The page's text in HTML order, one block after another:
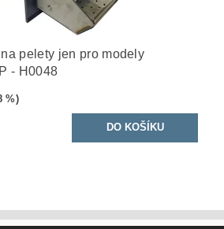
pelety jen pro modely
- H0048
%)